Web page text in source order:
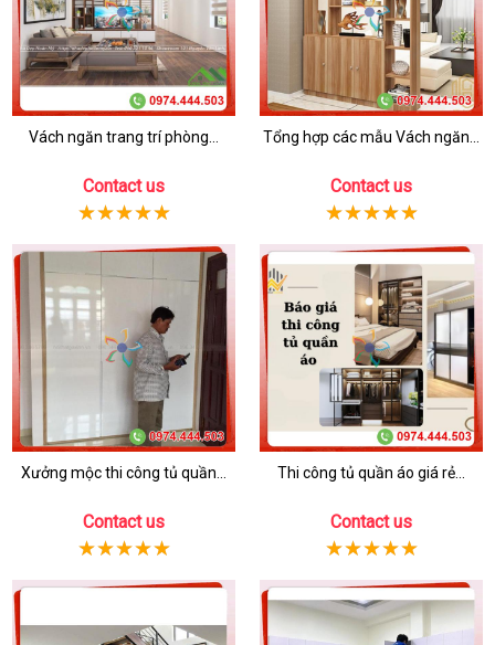
Vách ngăn trang trí phòng...
Contact us
Tổng hợp các mẫu Vách ngăn...
Contact us
Xưởng mộc thi công tủ quần...
Contact us
Thi công tủ quần áo giá rẻ...
Contact us